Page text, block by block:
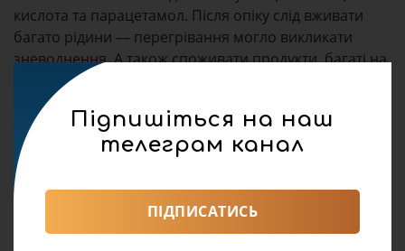
кислота та парацетамол. Після опіку слід вживати
багато рідини — перегрівання могло викликати
зневоднення. А також споживати продукти, багаті на
фолієву кислоту і каротиноїди: броколі, шпинат,
печінку, моркву, перець, смородину. Саме їхні
нутрієнти допоможуть відновитися після опіку.
Фото:
LuxTopFit
Підпишіться на наш
телеграм канал
ПІДПИСАТИСЬ